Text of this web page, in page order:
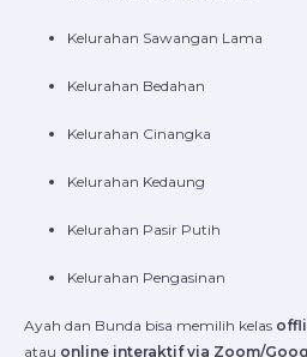
Kelurahan Sawangan Lama
Kelurahan Bedahan
Kelurahan Cinangka
Kelurahan Kedaung
Kelurahan Pasir Putih
Kelurahan Pengasinan
Ayah dan Bunda bisa memilih kelas
atau online interaktif via Zoom/